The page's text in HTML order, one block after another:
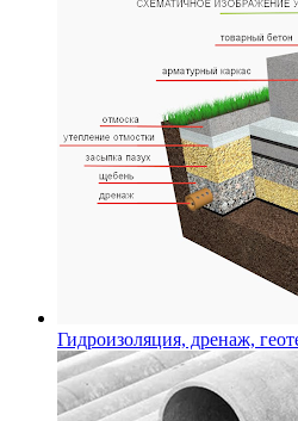
Гидроизоляция, дренаж,